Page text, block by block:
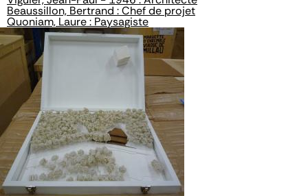
Beaussillon, Bertrand : Chef de projet
Quoniam, Laure : Paysagiste